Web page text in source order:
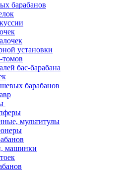
барабанов
установки
томов
бас-барабана
барабанов
мультитулы
машинки